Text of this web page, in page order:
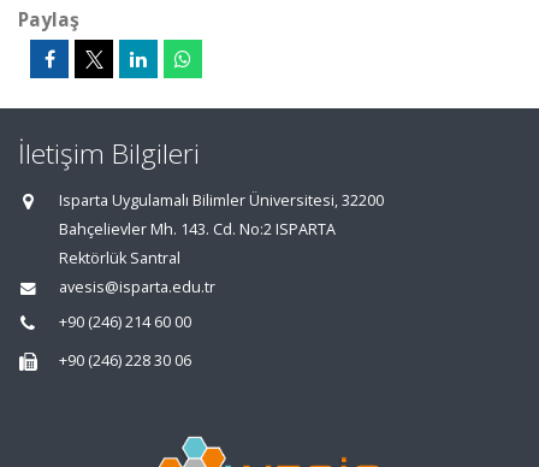
Paylaş
İletişim Bilgileri
Isparta Uygulamalı Bilimler Üniversitesi, 32200
Bahçelievler Mh. 143. Cd. No:2 ISPARTA
Rektörlük Santral
avesis@isparta.edu.tr
+90 (246) 214 60 00
+90 (246) 228 30 06